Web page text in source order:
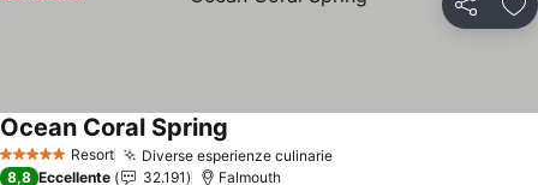
Condividi
5 Stelle Resort Diverse esperienze culinarieScopri i prezzi
Ocean Coral Spring
8,8 Eccellente 32.191 Falmouth